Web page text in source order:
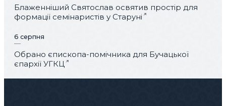
Блаженніший Святослав освятив простір для
формації семінаристів у Старуні
6 серпня
Обрано єпископа-помічника для Бучацької
єпархії УГКЦ